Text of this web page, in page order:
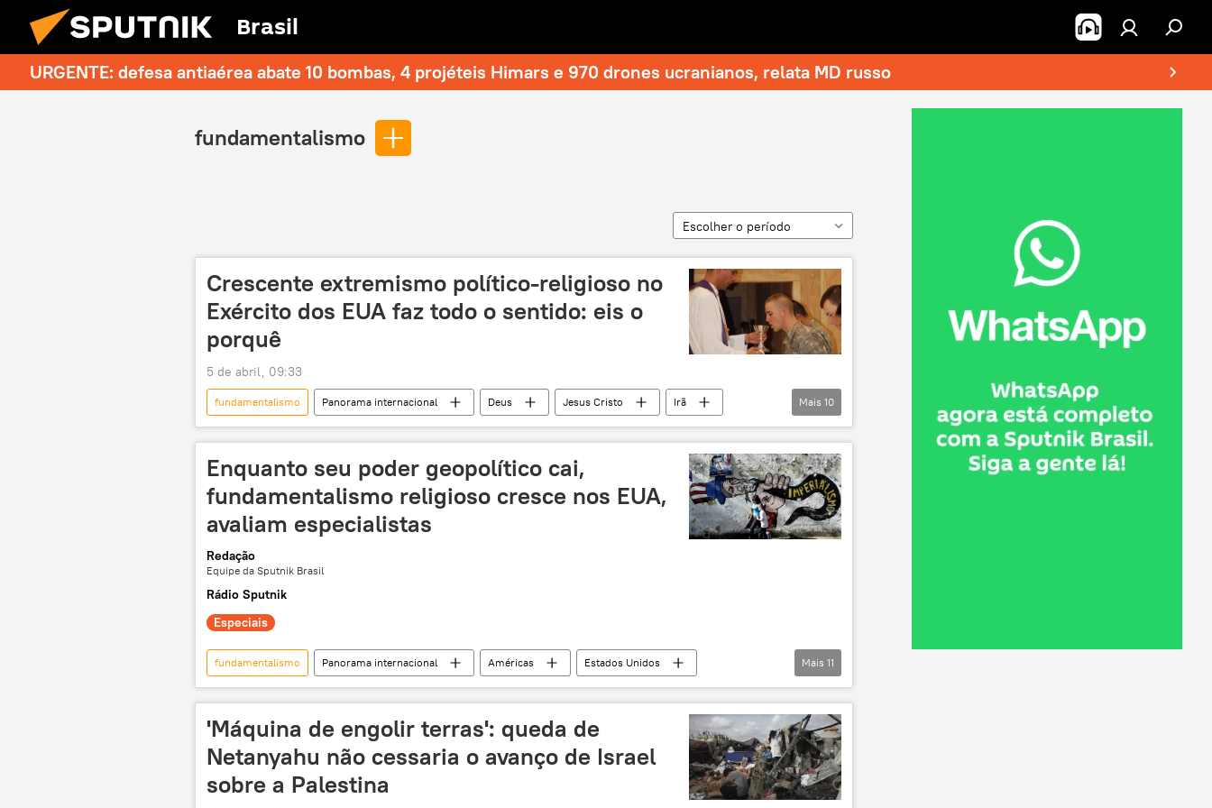
Brasil
URGENTE: defesa antiaérea abate 10 bombas, 4 projéteis Himars e 970 drones ucranianos, relata MD russo
fundamentalismo
Escolher o período
Crescente extremismo político-religioso no
Exército dos EUA faz todo o sentido: eis o
porquê
5 de abril, 09:33
fundamentalismo Panorama internacional Deus Jesus Cristo
Irã
Forças Armadas dos EUA
Bíblia Anticristo Igreja Ortodoxa
sionismo
Mais 10
Enquanto seu poder geopolítico cai,
fundamentalismo religioso cresce nos EUA,
avaliam especialistas
Redação
Equipe da Sputnik Brasil
Rádio Sputnik
Especiais
fundamentalismo Panorama internacional Américas
Estados Unidos
Louisiana
Nova York Ibmec Joe Biden China
BRICS
Mais 11
'Máquina de engolir terras': queda de
Netanyahu não cessaria o avanço de Israel
sobre a Palestina